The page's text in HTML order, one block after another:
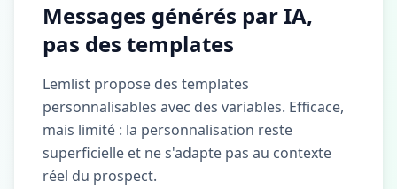
Messages générés par IA,
pas des templates
Lemlist propose des templates
personnalisables avec des variables. Efficace,
mais limité : la personnalisation reste
superficielle et ne s'adapte pas au contexte
réel du prospect.